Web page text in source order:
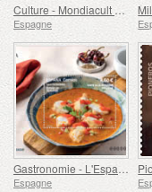
Culture - Mondiacult 25 Espagne, Barcelone
Espagne
Gastronomie - L'Espagne en 19 Plats, Melilla, Lotte à la Rusadir
Espagne